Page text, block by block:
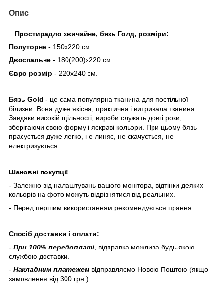
Опис
Простирадло звичайне, бязь Голд, розміри:
Полуторне - 150х220 см.
Двоспальне - 180(200)х220 см.
Євро розмір - 220х240 см.
Бязь Gold - це сама популярна тканина для постільної
білизни. Вона дуже якісна, практична і витривала тканина.
Завдяки високій щільності, вироби служать довгі роки,
зберігаючи свою форму і яскраві кольори. При цьому бязь
прасується дуже легко, не линяє, не скачується, не
електризується.
Шановні покупці!
- Залежно від налаштувань вашого монітора, відтінки деяких
кольорів на фото можуть відрізнятися від реальних.
- Перед першим використанням рекомендується прання.
Спосіб доставки і оплати:
- При 100% передоплаті , відправка можлива будь-якою
службою доставки.
- Накладним платежем відправляємо Новою Поштою (якщо
замовлення від 300 грн.)